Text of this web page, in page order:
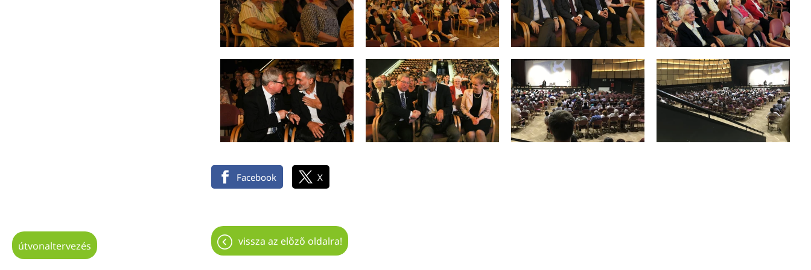
útvonaltervezés
Facebook X
vissza az előző oldalra!